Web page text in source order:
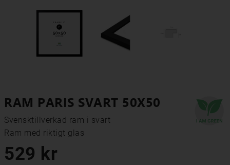
RAM PARIS SVART 50X50
Svensktillverkad ram i svart
Ram med riktigt glas
529 kr